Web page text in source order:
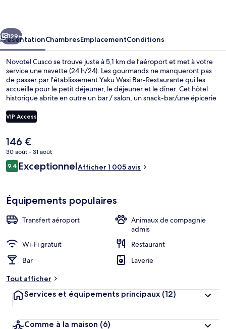
Suivant
129+
PrésentationChambresEmplacementConditions
Novotel Cusco se trouve juste à 5,1 km de l’aéroport et met à votre
service une navette (24 h/24). Les gourmands ne manqueront pas
de passer par l'établissement Yaku Wasi Bar-Restaurante qui les
accueille pour le petit déjeuner, le déjeuner et le dîner. Cet hôtel
historique abrite en outre un bar / salon, un snack-bar/une épicerie
attentionné et la présentation générale.
VIP Access
Le
prix
actuel
est
146 €
30 août - 31 août
Avis
voyageurs
9,49,4 sur 10
ExceptionnelAfficher 1 005 avis
Équipements populaires
Transfert aéroport
Animaux de compagnie
admis
Wi-Fi gratuit
Restaurant
Bar
Laverie
Tout afficher
Services et équipements principaux (12)
Comme à la maison (6)